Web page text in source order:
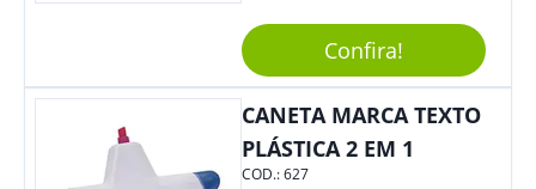
Marca, Demais, Não É? Não
Perca Essa Chance E Ofereça
A Seus Clientes E
Colaboradores.
Confira!
CANETA MARCA TEXTO
PLÁSTICA 2 EM 1
COD.:627